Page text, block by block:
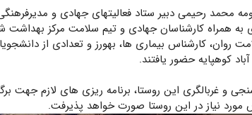
محمد رحیمی دبیر ستاد فعالیتهای جهادی و
به همراه کارشناسان جهادی و تیم سلامت مرکز
روان، کارشناس بیماری ها، بهورز و تعدادی از
کوهپایه حضور یافتند.
و غربالگری این روستا، برنامه ریزی های لازم جهت
نیاز در این روستا صورت خواهد پذیرفت.